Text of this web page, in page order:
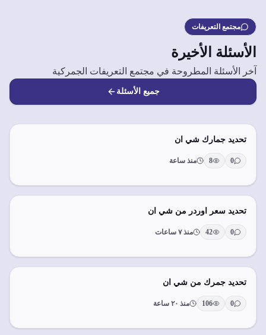
مجتمع التعريفات
الأسئلة الأخيرة
آخر الأسئلة المطروحة في مجتمع التعريفات الجمركية
جميع الأسئلة
تحديد جمارك شي ان
0
8 منذ ساعة
تحديد سعر اوردر من شي ان
0
42 منذ ٧ ساعات
تحديد جمرك من شي ان
0
106 منذ ٢٠ ساعة